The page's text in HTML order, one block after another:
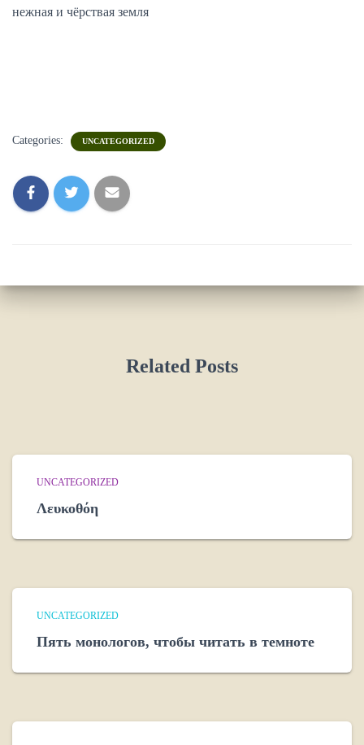
нежная и чёрствая земля
Categories: UNCATEGORIZED
Related Posts
UNCATEGORIZED
Λευκοθόη
UNCATEGORIZED
Пять монологов, чтобы читать в темноте